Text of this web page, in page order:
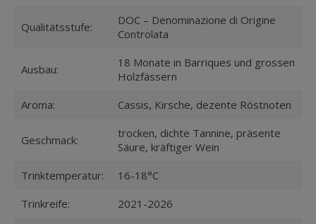
Qualitätsstufe:
DOC – Denominazione di Origine
Controlata
Ausbau:
18 Monate in Barriques und grossen
Holzfässern
Aroma:
Cassis, Kirsche, dezente Röstnoten
Geschmack:
trocken, dichte Tannine, präsente
Säure, kräftiger Wein
Trinktemperatur:
16-18°C
Trinkreife:
2021-2026